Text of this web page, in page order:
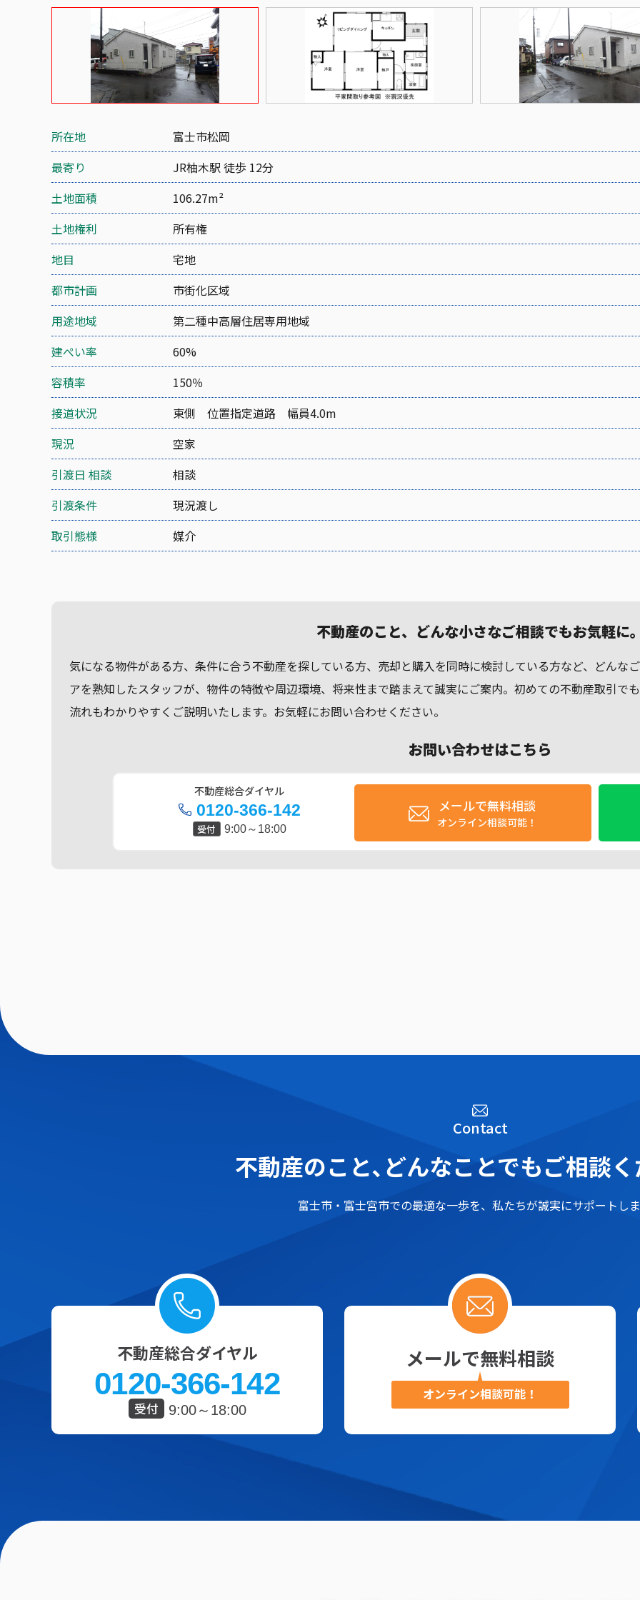
所在地
富士市松岡
最寄り
JR柚木駅 徒歩 12分
土地面積
106.27m²
土地権利
所有権
地目
宅地
都市計画
市街化区域
用途地域
第二種中高層住居専用地域
建ぺい率
60%
容積率
150％
接道状況
東側 位置指定道路 幅員4.0m
現況
空家
引渡日 相談
相談
引渡条件
現況渡し
取引態様
媒介
不動産のこと、どんな小さなご相談でもお気軽に
気になる物件がある方、条件に合う不動産を探している方、売却と購入を同時に検討している方など、どんな
アを熟知したスタッフが、物件の特徴や周辺環境、将来性まで踏まえて誠実にご案内。初めての不動産取引で
流れもわかりやすくご説明いたします。お気軽にお問い合わせください。
お問い合わせはこちら
不動産総合ダイヤル
0120-366-142
受付 9:00～18:00
メールで無料相談
オンライン相談可能！
Contact
不動産のこと､どんなことでもご相談
富士市・富士宮市での最適な一歩を、 私たちが誠実にサポートし
不動産総合ダイヤル
0120-366-142
受付 9:00～18:00
メールで無料相談
オンライン相談可能！